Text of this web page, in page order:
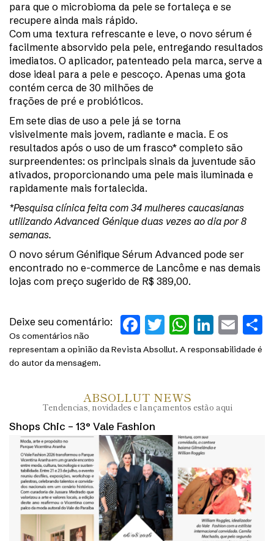
para que o microbioma da pele se fortaleça e se
recupere ainda mais rápido.
Com uma textura refrescante e leve, o novo sérum é
facilmente absorvido pela pele, entregando resultados
imediatos. O aplicador, patenteado pela marca, serve a
dose ideal para a pele e pescoço. Apenas uma gota
contém cerca de 30 milhões de
frações de pré e probióticos.
Em sete dias de uso a pele já se torna
visivelmente mais jovem, radiante e macia. E os
resultados após o uso de um frasco* completo são
surpreendentes: os principais sinais da juventude são
ativados, proporcionando uma pele mais iluminada e
rapidamente mais fortalecida.
*Pesquisa clínica feita com 34 mulheres caucasianas
utilizando Advanced Génique duas vezes ao dia por 8
semanas.
O novo sérum Génifique Sérum Advanced pode ser
encontrado no e-commerce de Lancôme e nas demais
lojas com preço sugerido de R$ 389,00.
Facebook
Twitter
Deixe seu comentário:
Os comentários não
representam a opinião da Revista Absollut. A responsabilidade é
do autor da mensagem.
ABSOLLUT NEWS
Tendencias, novidades e lançamentos estão aqui
Shops Chic – 13° Vale Fashion